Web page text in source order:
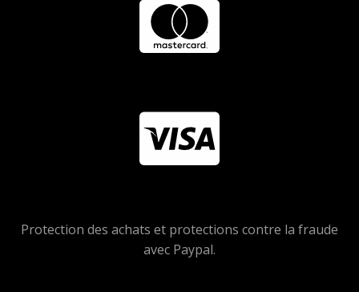
Protection des achats et protections contre la fraude
avec Paypal.